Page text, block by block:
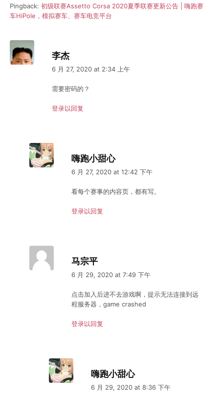
Pingback: 初级联赛Assetto Corsa 2020夏季联赛更新公告 | 嗨跑赛
车HiPole，模拟赛车、赛车电竞平台
李杰
6 月 27, 2020 at 2:34 上午
需要密码的？
登录以回复
嗨跑小甜心
6 月 27, 2020 at 12:42 下午
看每个赛事的内容页，都有写。
登录以回复
马宗平
6 月 29, 2020 at 7:49 下午
点击加入后进不去游戏啊，提示无法连接到远
程服务器，game crashed
登录以回复
嗨跑小甜心
6 月 29, 2020 at 8:36 下午